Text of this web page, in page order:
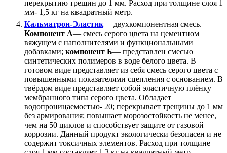
перекрытию трещин до 1 мм. Расход при толщине слоя 1
мм- 1,5 кг на квадратный метр.
Кальматрон-Эластик— двухкомпонентная смесь.
Компонент А— смесь серого цвета на цементном
вяжущем с наполнителями и функциональными
добавками; компонент Б— представлен смесью
синтетических полимеров в воде белого цвета. В
готовом виде представляет из себя смесь серого цвета с
повышенными показателями сцепления с основанием. В
твёрдом виде представляет собой эластичную плёнку
мембранного типа серого цвета. Обладает
водопроницаемостью- 20; перекрывает трещины до 1 мм
без армирования; повышает морозостойкость не менее,
чем на 50 циклов и способствует защите от газовой
коррозии. Данный продукт экологически безопасен и не
содержит токсичных элементов. Расход при толщине